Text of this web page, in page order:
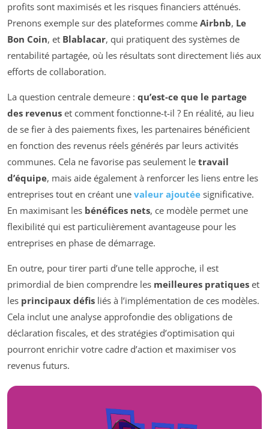
profits sont maximisés et les risques financiers atténués.
Prenons exemple sur des plateformes comme Airbnb, Le
Bon Coin, et Blablacar, qui pratiquent des systèmes de
rentabilité partagée, où les résultats sont directement liés aux
efforts de collaboration.
La question centrale demeure : qu’est-ce que le partage
des revenus et comment fonctionne-t-il ? En réalité, au lieu
de se fier à des paiements fixes, les partenaires bénéficient
en fonction des revenus réels générés par leurs activités
communes. Cela ne favorise pas seulement le travail
d’équipe, mais aide également à renforcer les liens entre les
entreprises tout en créant une valeur ajoutée significative.
En maximisant les bénéfices nets, ce modèle permet une
flexibilité qui est particulièrement avantageuse pour les
entreprises en phase de démarrage.
En outre, pour tirer parti d’une telle approche, il est
primordial de bien comprendre les meilleures pratiques et
les principaux défis liés à l’implémentation de ces modèles.
Cela inclut une analyse approfondie des obligations de
déclaration fiscales, et des stratégies d’optimisation qui
pourront enrichir votre cadre d’action et maximiser vos
revenus futurs.